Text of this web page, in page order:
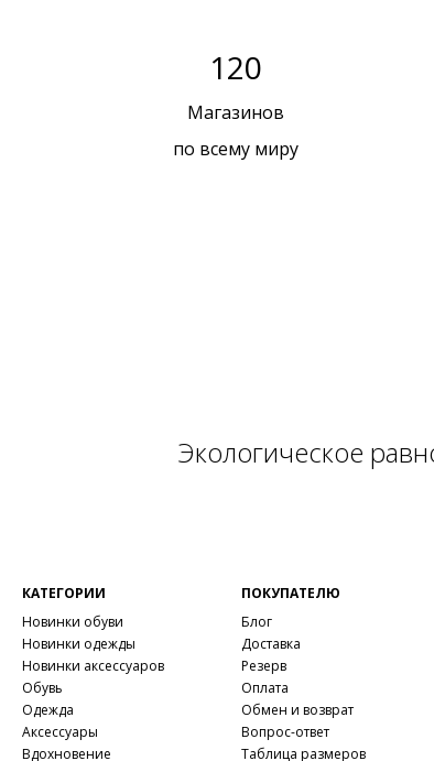
120
Магазинов
по всему миру
Экологическое
КАТЕГОРИИ
Новинки обуви
Новинки одежды
Новинки аксессуаров
Обувь
Одежда
Аксессуары
Вдохновение
ПОКУПАТЕЛЮ
Блог
Доставка
Резерв
Оплата
Обмен и возврат
Вопрос-ответ
Таблица размеров